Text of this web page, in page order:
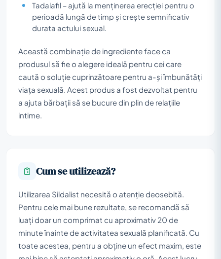
Tadalafil – ajută la menținerea erecției pentru o
perioadă lungă de timp și crește semnificativ
durata actului sexual.
Această combinație de ingrediente face ca
produsul să fie o alegere ideală pentru cei care
caută o soluție cuprinzătoare pentru a-și îmbunătăți
viața sexuală. Acest produs a fost dezvoltat pentru
a ajuta bărbații să se bucure din plin de relațiile
intime.
Cum se utilizează?
Utilizarea Sildalist necesită o atenție deosebită.
Pentru cele mai bune rezultate, se recomandă să
luați doar un comprimat cu aproximativ 20 de
minute înainte de activitatea sexuală planificată. Cu
toate acestea, pentru a obține un efect maxim, este